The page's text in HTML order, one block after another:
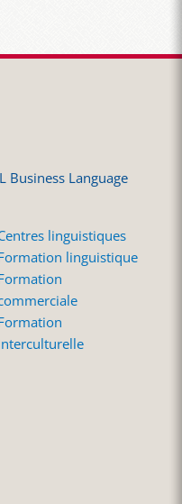
Business Language
linguistiques
linguistique